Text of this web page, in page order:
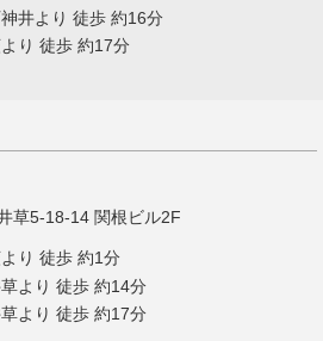
井より 徒歩 約16分
り 徒歩 約17分
草5-18-14 関根ビル2F
り 徒歩 約1分
より 徒歩 約14分
より 徒歩 約17分